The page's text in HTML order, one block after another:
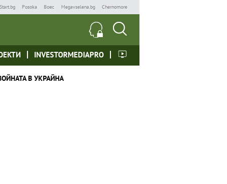
Start.bg Posoka Boec Megavselena.bg Chernomore
INVESTORMEDIAPRO
В УКРАЙНА